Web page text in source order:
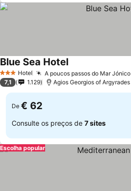
3 EstrelasHotel A poucos passos do Mar Jónico
Blue Sea Hotel
7,1 1.129 Agios Georgios of Argyrades
De € 62
Consulte os preços de 7 sites
Escolha popular